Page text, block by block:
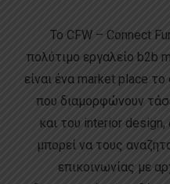
Το CFW – Connect
πολύτιμο εργαλείο b2b
είναι ένα market place
που διαμορφώνουν
και του interior
μπορεί να τους
επικοινωνίας με